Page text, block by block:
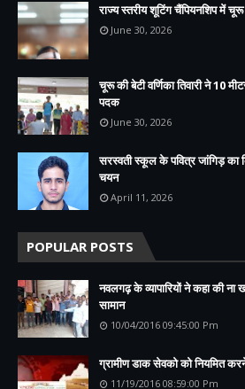
राज्य स्तरीय शूटिंग चैंपियनशिप में चूरू
June 30, 2026
चूरू की बेटी वर्णिका तिवारी ने 10
पदक
June 30, 2026
सरस्वती स्कूल के पवित्र जांगिड़
चयन
April 11, 2026
POPULAR POSTS
नवलगढ़ के व्यापारियों ने कहा की ना
सामान
10/04/2016 09:45:00 Pm
ग्रामीण डाक सेवको को नियमित
11/19/2016 08:59:00 Pm